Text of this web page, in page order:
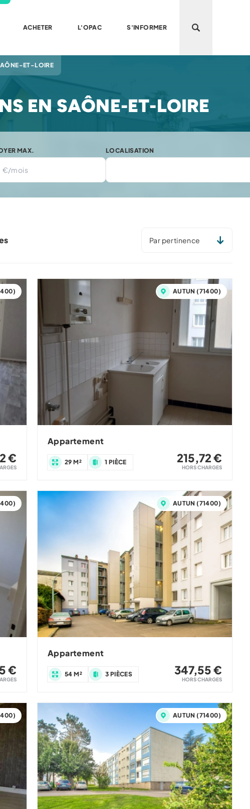
ACHETER L'OPAC S'INFORMER Ouvrir la recherche
ET-LOIRE
EN SAÔNE-ET-LOIRE
MAX. LOCALISATION
€
AUTUN (71400)
Appartement
29 M² 1 PIÈCE 215,72 €
HORS CHARGES
€
AUTUN (71400)
Appartement
54 M² 3 PIÈCES 347,55 €
HORS CHARGES
AUTUN (71400)